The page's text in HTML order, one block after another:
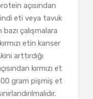
açısından
eti veya tavuk
çalışmalara
etin kanser
arttırdığı
kırmızı et
gram pişmiş et